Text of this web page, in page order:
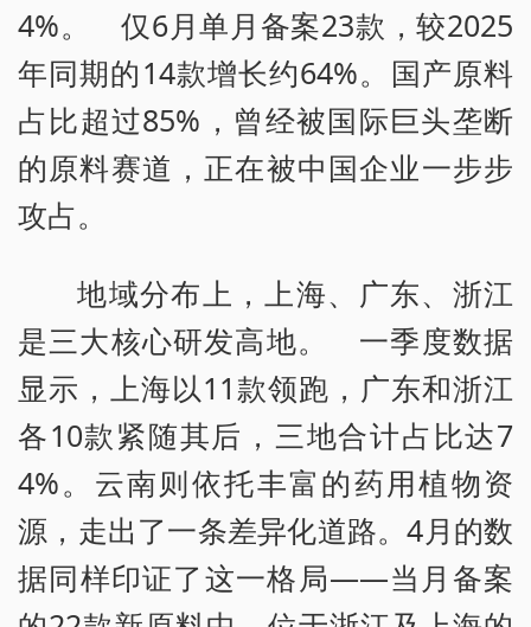
4%。 仅6月单月备案23款，较2025
年同期的14款增长约64%。国产原料
占比超过85%，曾经被国际巨头垄断
的原料赛道，正在被中国企业一步步
攻占。
地域分布上，上海、广东、浙江
是三大核心研发高地。 一季度数据
显示，上海以11款领跑，广东和浙江
各10款紧随其后，三地合计占比达7
4%。云南则依托丰富的药用植物资
源，走出了一条差异化道路。4月的数
据同样印证了这一格局——当月备案